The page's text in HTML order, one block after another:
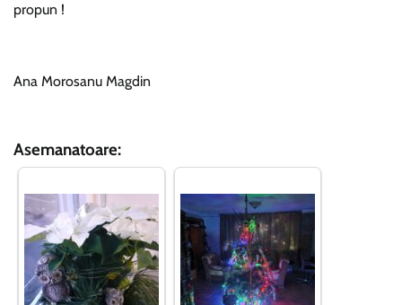
propun !
Ana Morosanu Magdin
Asemanatoare: